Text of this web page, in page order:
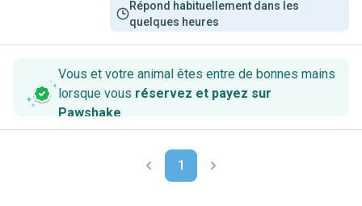
Répond habituellement dans les
quelques heures
Vous et votre animal êtes entre de bonnes mains
lorsque vous réservez et payez sur
Pawshake.
1